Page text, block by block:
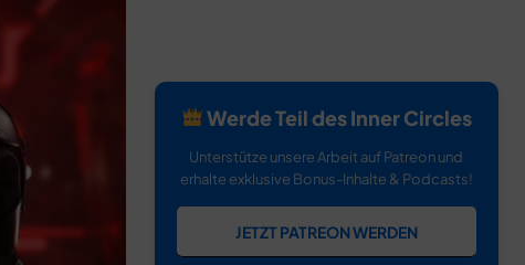
Werde Teil des Inner Circles
Unterstütze unsere Arbeit auf Patreon und
erhalte exklusive Bonus-Inhalte & Podcasts!
JETZT PATREON WERDEN